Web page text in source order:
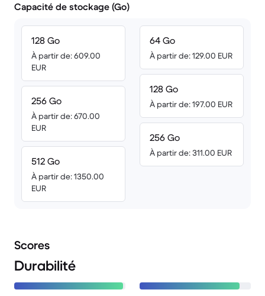
Capacité de stockage (Go)
128 Go
À partir de: 609.00
EUR
256 Go
À partir de: 670.00
EUR
512 Go
À partir de: 1350.00
EUR
64 Go
À partir de: 129.00 EUR
128 Go
À partir de: 197.00 EUR
256 Go
À partir de: 311.00 EUR
Scores
Durabilité